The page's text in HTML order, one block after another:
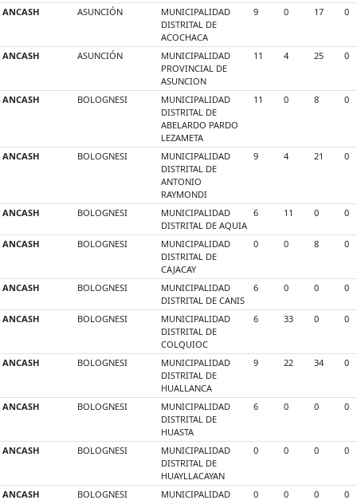
ANCASH ASUNCIÓN
MUNICIPALIDAD
DISTRITAL DE
ACOCHACA
9 0 17 0
ANCASH ASUNCIÓN
MUNICIPALIDAD
PROVINCIAL DE
ASUNCION
11 4 25 0
ANCASH BOLOGNESI
MUNICIPALIDAD
DISTRITAL DE
ABELARDO PARDO
LEZAMETA
11 0 8 0
ANCASH BOLOGNESI
MUNICIPALIDAD
DISTRITAL DE
ANTONIO
RAYMONDI
9 4 21 0
ANCASH BOLOGNESI
MUNICIPALIDAD
DISTRITAL DE AQUIA
6 11 0 0
ANCASH BOLOGNESI
MUNICIPALIDAD
DISTRITAL DE
CAJACAY
0 0 8 0
ANCASH BOLOGNESI
MUNICIPALIDAD
DISTRITAL DE CANIS
6 0 0 0
ANCASH BOLOGNESI
MUNICIPALIDAD
DISTRITAL DE
COLQUIOC
6 33 0 0
ANCASH BOLOGNESI
MUNICIPALIDAD
DISTRITAL DE
HUALLANCA
9 22 34 0
ANCASH BOLOGNESI
MUNICIPALIDAD
DISTRITAL DE
HUASTA
6 0 0 0
ANCASH BOLOGNESI
MUNICIPALIDAD
DISTRITAL DE
HUAYLLACAYAN
0 0 0 0
ANCASH BOLOGNESI MUNICIPALIDAD 0 0 0 0